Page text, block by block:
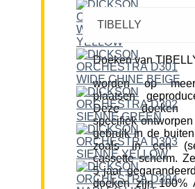
TIBELLY
Doeken van
worden op
plaatsen
Deze doeken
specifiek
gebruik in de
zoals in een
cassette scherm.
5 jaar
doeken zijn 100%